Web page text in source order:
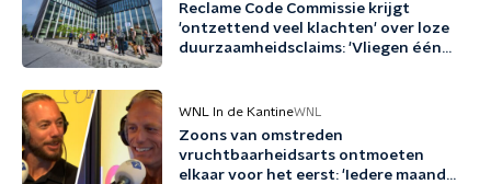
Reclame Code Commissie krijgt
'ontzettend veel klachten' over loze
duurzaamheidsclaims: 'Vliegen één
WNL In de KantineWNL
Zoons van omstreden
vruchtbaarheidsarts ontmoeten
elkaar voor het eerst: 'Iedere maand